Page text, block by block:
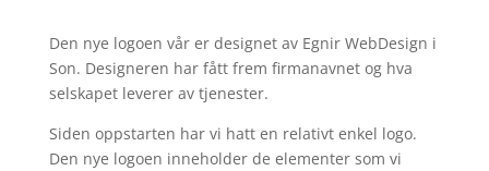
Den nye logoen vår er designet av Egnir WebDesign i
Son. Designeren har fått frem firmanavnet og hva
selskapet leverer av tjenester.
Siden oppstarten har vi hatt en relativt enkel logo.
Den nye logoen inneholder de elementer som vi